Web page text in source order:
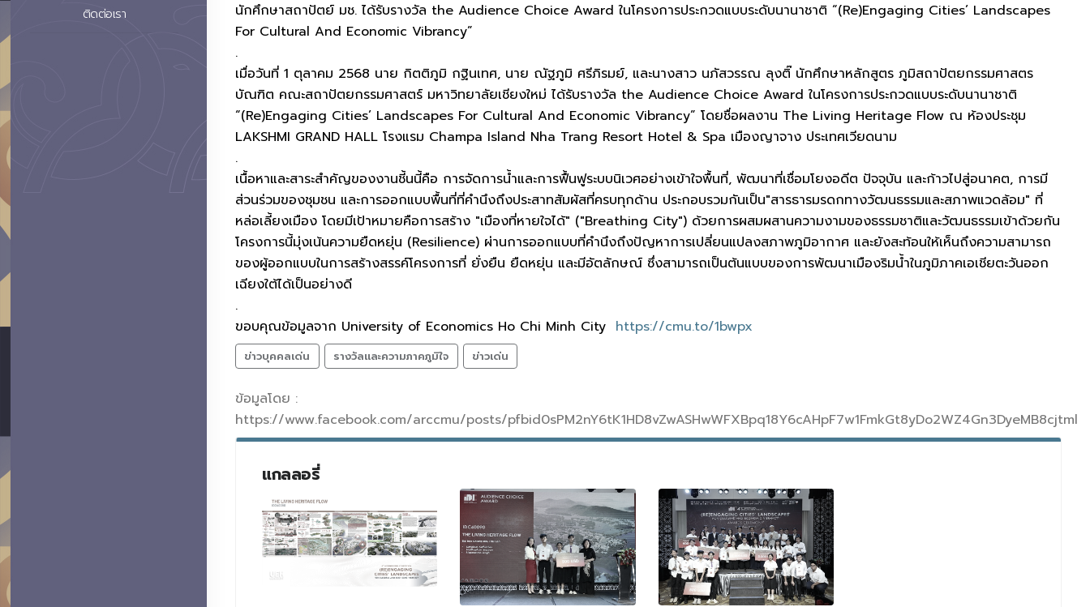
ติดต่อเรา
นักศึกษาสถาปัตย์ มช. ได้รับรางวัล the Audience Choice Award ในโครงการประกวดแบบระดับนานาชาติ “(Re)Engaging Cities’ Landscapes
For Cultural And Economic Vibrancy”
.
เมื่อวันที่ 1 ตุลาคม 2568 นาย กิตติภูมิ กฐินเทศ, นาย ณัฐภูมิ ศรีภิรมย์, และนางสาว นภัสวรรณ ลุงติ๊ นักศึกษาหลักสูตร ภูมิสถาปัตยกรรมศาสตร
บัณฑิต คณะสถาปัตยกรรมศาสตร์ มหาวิทยาลัยเชียงใหม่ ได้รับรางวัล the Audience Choice Award ในโครงการประกวดแบบระดับนานาชาติ
“(Re)Engaging Cities’ Landscapes For Cultural And Economic Vibrancy” โดยชื่อผลงาน The Living Heritage Flow ณ ห้องประชุม
LAKSHMI GRAND HALL โรงแรม Champa Island Nha Trang Resort Hotel & Spa เมืองญาจาง ประเทศเวียดนาม
.
เนื้อหาและสาระสำคัญของงานชี้นนี้คือ การจัดการน้ำและการฟื้นฟูระบบนิเวศอย่างเข้าใจพื้นที่, พัฒนาที่เชื่อมโยงอดีต ปัจจุบัน และก้าวไปสู่อนาคต, การมี
ส่วนร่วมของชุมชน และการออกแบบพื้นที่ที่คำนึงถึงประสาทสัมผัสที่ครบทุกด้าน ประกอบรวมกันเป็น"สารธารมรดกทางวัฒนธรรมและสภาพแวดล้อม" ที่
หล่อเลี้ยงเมือง โดยมีเป้าหมายคือการสร้าง "เมืองที่หายใจได้" ("Breathing City") ด้วยการผสมผสานความงามของธรรมชาติและวัฒนธรรมเข้าด้วยกัน
โครงการนี้มุ่งเน้นความยืดหยุ่น (Resilience) ผ่านการออกแบบที่คำนึงถึงปัญหาการเปลี่ยนแปลงสภาพภูมิอากาศ และยังสะท้อนให้เห็นถึงความสามารถ
ของผู้ออกแบบในการสร้างสรรค์โครงการที่ ยั่งยืน ยืดหยุ่น และมีอัตลักษณ์ ซึ่งสามารถเป็นต้นแบบของการพัฒนาเมืองริมน้ำในภูมิภาคเอเชียตะวันออก
เฉียงใต้ได้เป็นอย่างดี
.
ขอบคุณข้อมูลจาก University of Economics Ho Chi Minh City https://cmu.to/1bwpx
ข่าวบุคคลเด่น รางวัลและความภาคภูมิใจ ข่าวเด่น
ข้อมูลโดย :
https://www.facebook.com/arccmu/posts/pfbid0sPM2nY6tK1HD8vZwASHwWFXBpq18Y6cAHpF7w1FmkGt8yDo2WZ4Gn3DyeMB8cjtml
แกลลอรี่